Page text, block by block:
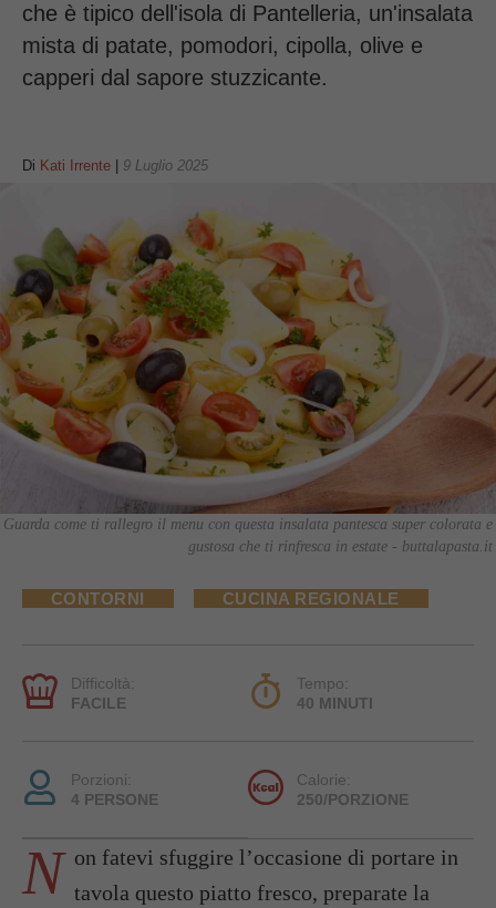
che è tipico dell'isola di Pantelleria, un'insalata
mista di patate, pomodori, cipolla, olive e
capperi dal sapore stuzzicante.
Di Kati Irrente 9 Luglio 2025
Guarda come ti rallegro il menu con questa insalata pantesca super colorata e
gustosa che ti rinfresca in estate - buttalapasta.it
CONTORNI CUCINA REGIONALE
Difficoltà:
FACILE
Tempo:
40 MINUTI
Porzioni:
4 PERSONE
Calorie:
250/PORZIONE
N on fatevi sfuggire l’occasione di portare in
tavola questo piatto fresco, preparate la